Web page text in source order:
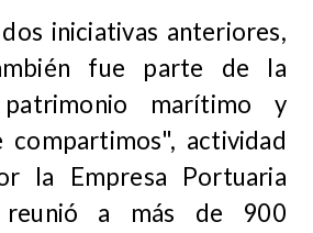
iniciativas anteriores,
fue parte de la
marítimo y
actividad
la Empresa Portuaria
a más de 900